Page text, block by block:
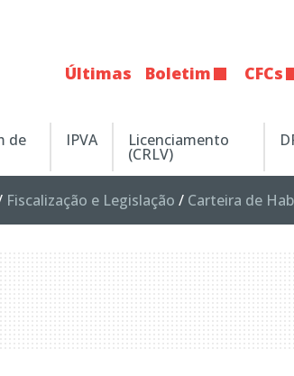
Últimas Boletim CFCs
de IPVA Licenciamento
(CRLV)
Fiscalização e Legislação / Carteira de